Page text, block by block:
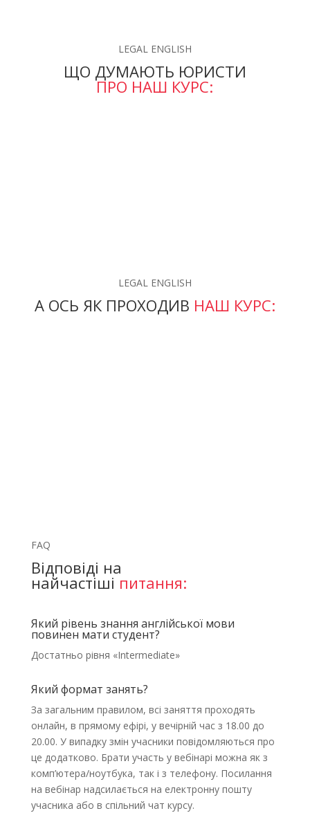
LEGAL ENGLISH
ЩО ДУМАЮТЬ ЮРИСТИ
ПРО НАШ КУРС:
LEGAL ENGLISH
А ОСЬ ЯК ПРОХОДИВ НАШ КУРС:
FAQ
Відповіді на
найчастіші питання:
Який рівень знання англійської мови
повинен мати студент?
Достатньо рівня «Intermediate»
Який формат занять?
За загальним правилом, всі заняття проходять
онлайн, в прямому ефірі, у вечірній час з 18.00 до
20.00. У випадку змін учасники повідомляються про
це додатково. Брати участь у вебінарі можна як з
комп’ютера/ноутбука, так і з телефону. Посилання
на вебінар надсилається на електронну пошту
учасника або в спільний чат курсу.